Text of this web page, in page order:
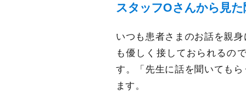
スタッフOさんから見
いつも患者さまのお話を親
も優しく接しておられるの
す。「先生に話を聞いても
ます。